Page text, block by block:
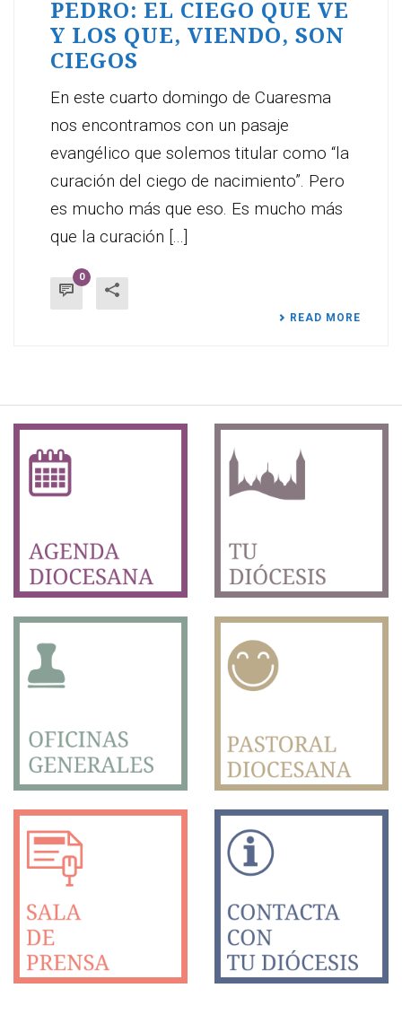
PEDRO: EL CIEGO QUE VE
Y LOS QUE, VIENDO, SON
CIEGOS
En este cuarto domingo de Cuaresma
nos encontramos con un pasaje
evangélico que solemos titular como “la
curación del ciego de nacimiento”. Pero
es mucho más que eso. Es mucho más
que la curación [...]
0
READ MORE